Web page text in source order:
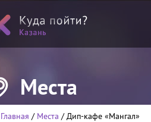
Места
Главная / Места / Дип-кафе «Мангал»